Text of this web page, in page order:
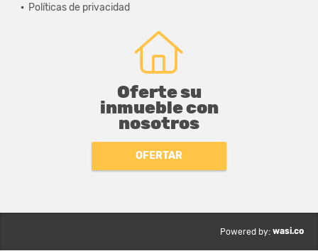
Políticas de privacidad
Oferte su
inmueble con
nosotros
OFERTAR
Powered by: wasi.co